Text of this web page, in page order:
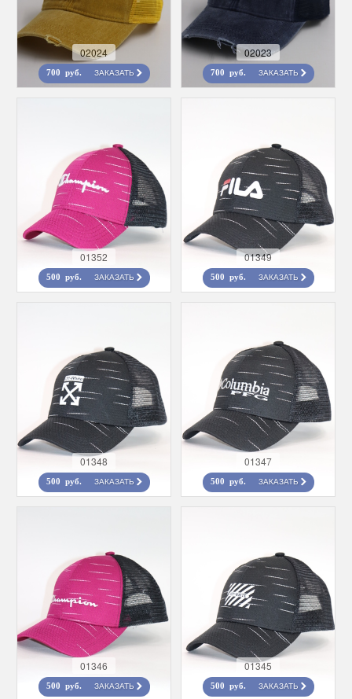
02024
700 руб. ЗАКАЗАТЬ
02023
700 руб. ЗАКАЗАТЬ
01352
500 руб. ЗАКАЗАТЬ
01349
500 руб. ЗАКАЗАТЬ
01348
500 руб. ЗАКАЗАТЬ
01347
500 руб. ЗАКАЗАТЬ
01346
500 руб. ЗАКАЗАТЬ
01345
500 руб. ЗАКАЗАТЬ